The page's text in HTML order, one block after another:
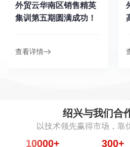
外贸云华南区销售精英
集训第五期圆满成功！
查看详情
绍兴与我们合
以技术领先赢得市场，靠
10000+ 300+